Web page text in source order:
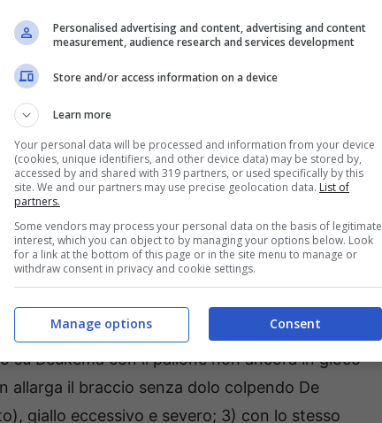
manca il doppio giallo a
episodi che hanno contraddistinto il match
della notte di Rapuano: risultare
– fanno una prova per tutti, non solo per
su Beukema con il pallone non ancora in gioco
allarga il braccio senza dolo colpendo De
giallo eccessivo e severo; 3) con lo stesso
Personalised advertising and content, advertising and content
measurement, audience research and services development
Store and/or access information on a device
Learn more
Your personal data will be processed and information from your device
(cookies, unique identifiers, and other device data) may be stored by,
accessed by and shared with 319 partners, or used specifically by this
site. We and our partners may use precise geolocation data. List of
partners.
Some vendors may process your personal data on the basis of legitimate
interest, which you can object to by managing your options below. Look
for a link at the bottom of this page or in the site menu to manage or
withdraw consent in privacy and cookie settings.
Consent
Manage options